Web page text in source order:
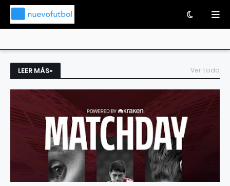
LEER MÁS» Ver todo